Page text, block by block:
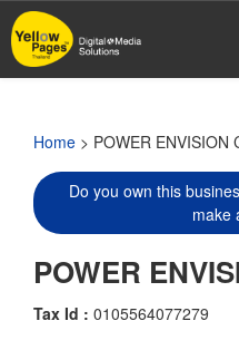
Skip
to
main
Home > POWER ENVISION
Do you own this
make
POWER
Tax Id : 0105564077279